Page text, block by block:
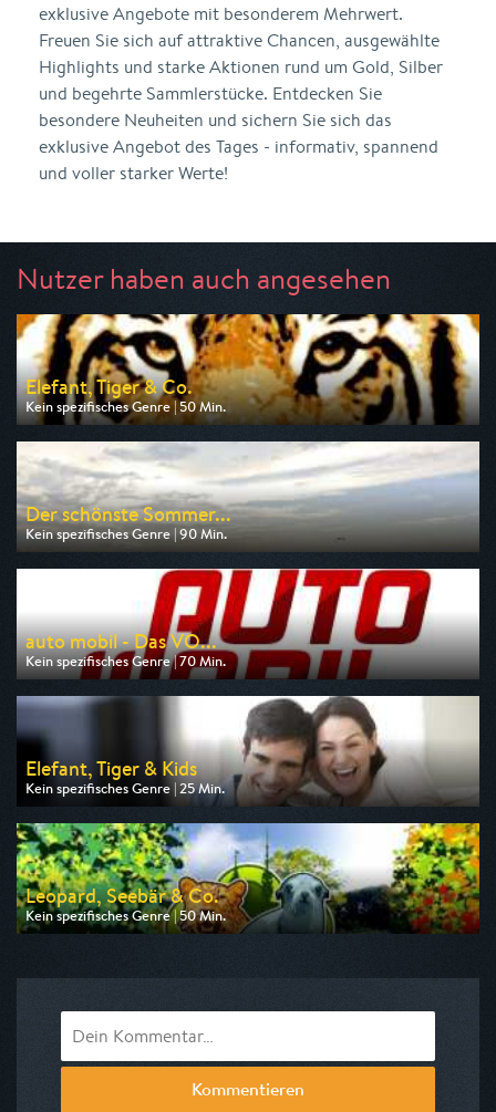
exklusive Angebote mit besonderem Mehrwert.
Freuen Sie sich auf attraktive Chancen, ausgewählte
Highlights und starke Aktionen rund um Gold, Silber
und begehrte Sammlerstücke. Entdecken Sie
besondere Neuheiten und sichern Sie sich das
exklusive Angebot des Tages - informativ, spannend
und voller starker Werte!
Nutzer haben auch angesehen
Elefant, Tiger & Co.
Kein spezifisches Genre | 50 Min.
Ausgestrahlt von ARD
am 07.08.2026, 16:10
Der schönste Sommer...
Kein spezifisches Genre | 90 Min.
Ausgestrahlt von MDR
am 09.08.2026, 20:15
auto mobil - Das VO...
Kein spezifisches Genre | 70 Min.
Ausgestrahlt von VOX
am 09.08.2026, 17:00
Elefant, Tiger & Kids
Kein spezifisches Genre | 25 Min.
Ausgestrahlt von ARD
am 08.08.2026, 06:20
Leopard, Seebär & Co.
Kein spezifisches Genre | 50 Min.
Ausgestrahlt von NDR
Kommentieren